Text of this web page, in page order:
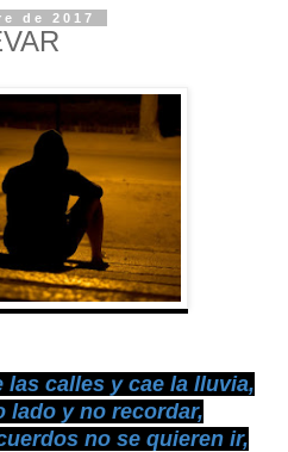
de 2017
calles y cae la lluvia,
lado y no recordar,
no se quieren ir,